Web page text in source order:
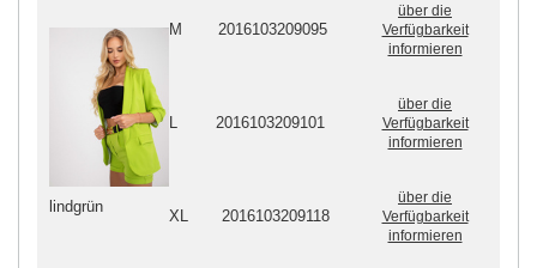
lindgrün
M 2016103209095
über die
Verfügbarkeit
informieren
2016103209101
über die
Verfügbarkeit
informieren
XL 2016103209118
über die
Verfügbarkeit
informieren